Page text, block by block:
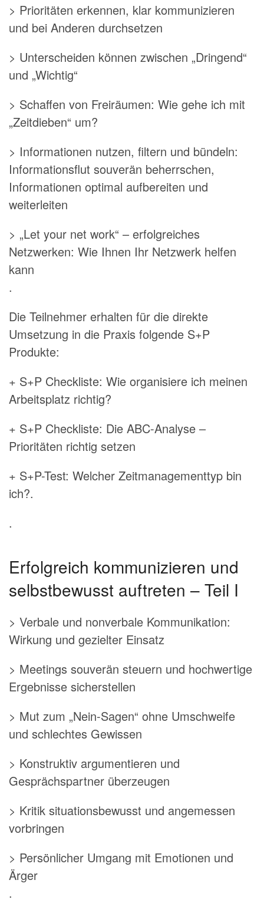
> Prioritäten erkennen, klar kommunizieren
und bei Anderen durchsetzen
> Unterscheiden können zwischen „Dringend“
und „Wichtig“
> Schaffen von Freiräumen: Wie gehe ich mit
„Zeitdieben“ um?
> Informationen nutzen, filtern und bündeln:
Informationsflut souverän beherrschen,
Informationen optimal aufbereiten und
weiterleiten
> „Let your net work“ – erfolgreiches
Netzwerken: Wie Ihnen Ihr Netzwerk helfen
kann
.
Die Teilnehmer erhalten für die direkte
Umsetzung in die Praxis folgende S+P
Produkte:
+ S+P Checkliste: Wie organisiere ich meinen
Arbeitsplatz richtig?
+ S+P Checkliste: Die ABC-Analyse –
Prioritäten richtig setzen
+ S+P-Test: Welcher Zeitmanagementtyp bin
ich?.
.
Erfolgreich kommunizieren und
selbstbewusst auftreten – Teil I
> Verbale und nonverbale Kommunikation:
Wirkung und gezielter Einsatz
> Meetings souverän steuern und hochwertige
Ergebnisse sicherstellen
> Mut zum „Nein-Sagen“ ohne Umschweife
und schlechtes Gewissen
> Konstruktiv argumentieren und
Gesprächspartner überzeugen
> Kritik situationsbewusst und angemessen
vorbringen
> Persönlicher Umgang mit Emotionen und
Ärger
.